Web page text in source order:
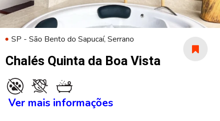
SP - São Bento do Sapucaí, Serrano
Chalés Quinta da Boa Vista
Ver mais informações